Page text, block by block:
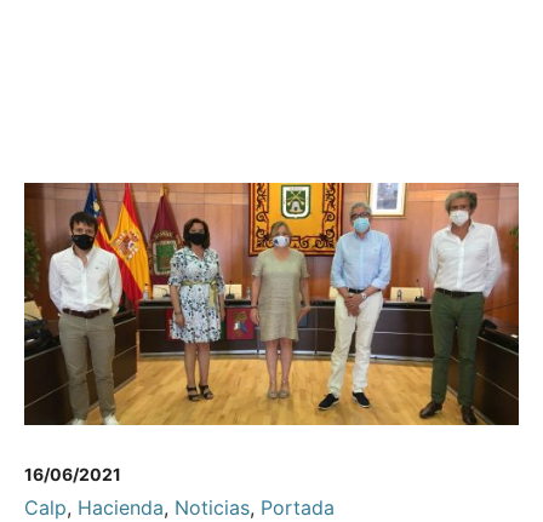
16/06/2021
Calp, Hacienda, Noticias, Portada